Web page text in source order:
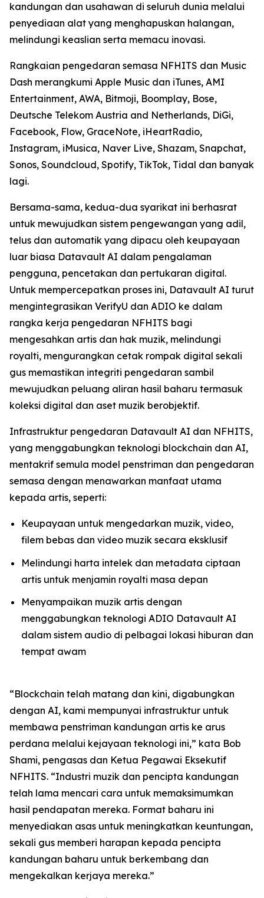
kandungan dan usahawan di seluruh dunia melalui
penyediaan alat yang menghapuskan halangan,
melindungi keaslian serta memacu inovasi.
Rangkaian pengedaran semasa NFHITS dan Music
Dash merangkumi Apple Music dan iTunes, AMI
Entertainment, AWA, Bitmoji, Boomplay, Bose,
Deutsche Telekom Austria and Netherlands, DiGi,
Facebook, Flow, GraceNote, iHeartRadio,
Instagram, iMusica, Naver Live, Shazam, Snapchat,
Sonos, Soundcloud, Spotify, TikTok, Tidal dan banyak
lagi.
Bersama-sama, kedua-dua syarikat ini berhasrat
untuk mewujudkan sistem pengewangan yang adil,
telus dan automatik yang dipacu oleh keupayaan
luar biasa Datavault AI dalam pengalaman
pengguna, pencetakan dan pertukaran digital.
Untuk mempercepatkan proses ini, Datavault AI turut
mengintegrasikan VerifyU dan ADIO ke dalam
rangka kerja pengedaran NFHITS bagi
mengesahkan artis dan hak muzik, melindungi
royalti, mengurangkan cetak rompak digital sekali
gus memastikan integriti pengedaran sambil
mewujudkan peluang aliran hasil baharu termasuk
koleksi digital dan aset muzik berobjektif.
Infrastruktur pengedaran Datavault AI dan NFHITS,
yang menggabungkan teknologi blockchain dan AI,
mentakrif semula model penstriman dan pengedaran
semasa dengan menawarkan manfaat utama
kepada artis, seperti:
Keupayaan untuk mengedarkan muzik, video,
filem bebas dan video muzik secara eksklusif
Melindungi harta intelek dan metadata ciptaan
artis untuk menjamin royalti masa depan
Menyampaikan muzik artis dengan
menggabungkan teknologi ADIO Datavault AI
dalam sistem audio di pelbagai lokasi hiburan dan
tempat awam
“Blockchain telah matang dan kini, digabungkan
dengan AI, kami mempunyai infrastruktur untuk
membawa penstriman kandungan artis ke arus
perdana melalui kejayaan teknologi ini,” kata Bob
Shami, pengasas dan Ketua Pegawai Eksekutif
NFHITS. “Industri muzik dan pencipta kandungan
telah lama mencari cara untuk memaksimumkan
hasil pendapatan mereka. Format baharu ini
menyediakan asas untuk meningkatkan keuntungan,
sekali gus memberi harapan kepada pencipta
kandungan baharu untuk berkembang dan
mengekalkan kerjaya mereka.”